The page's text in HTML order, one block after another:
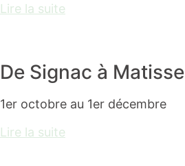
Lire la suite
De Signac à Matisse
1er octobre au 1er décembre
Lire la suite